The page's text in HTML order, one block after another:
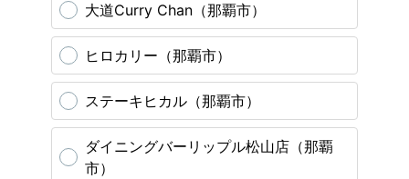
大道Curry Chan（那覇市）
ヒロカリー（那覇市）
ステーキヒカル（那覇市）
ダイニングバーリップル松山店（那覇
市）